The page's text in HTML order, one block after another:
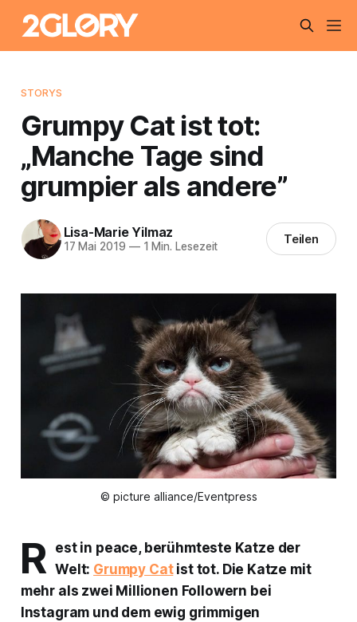
STORYS
Grumpy Cat ist tot:
„Manche Tage sind
grumpier als andere”
Lisa-Marie Yilmaz
17 Mai 2019 —1 Min. Lesezeit Teilen
© picture alliance/Eventpress
R est in peace, berühmteste Katze der
Welt: Grumpy Catist tot. Die Katze mit
mehr als zwei Millionen Followern bei
Instagram und dem ewig grimmigen